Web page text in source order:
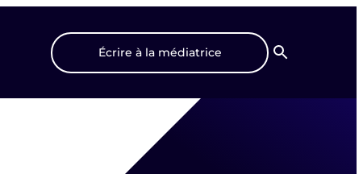
Écrire à la médiatrice
Recherche